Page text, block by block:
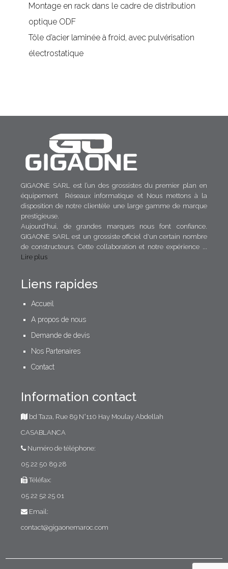
Montage en rack dans le cadre de distribution
optique ODF
Tôle d’acier laminée à froid, avec pulvérisation
électrostatique
GIGAONE SARL est l’un des grossistes du premier plan en
équipement Réseaux informatique et Nous mettons à la
disposition de notre clientèle une large gamme de marque
prestigieuse.
Aujourd'hui, de grandes marques nous font confiance.
GIGAONE SARL est un grossiste officiel d'un certain nombre
de constructeurs. Cette collaboration et notre expérience ...
Lire plus
Liens rapides
Accueil
A propos de nous
Demande de devis
Nos Partenaires
Contact
Information contact
bd Taza, Rue 89 N°110 Hay Moulay Abdellah
CASABLANCA
Numéro de téléphone:
05 22 50 89 28
Téléfax:
05 22 52 25 01
Email:
contact@gigaonemaroc.com